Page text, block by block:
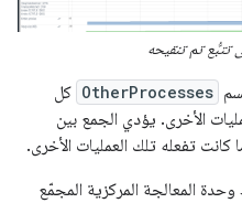
تتبُّع تم تنقيحه
OtherProcesses كل
الأخرى. يؤدي الجمع بين
تفعله تلك العمليات الأخرى.
المعالجة المركزية المجمّع